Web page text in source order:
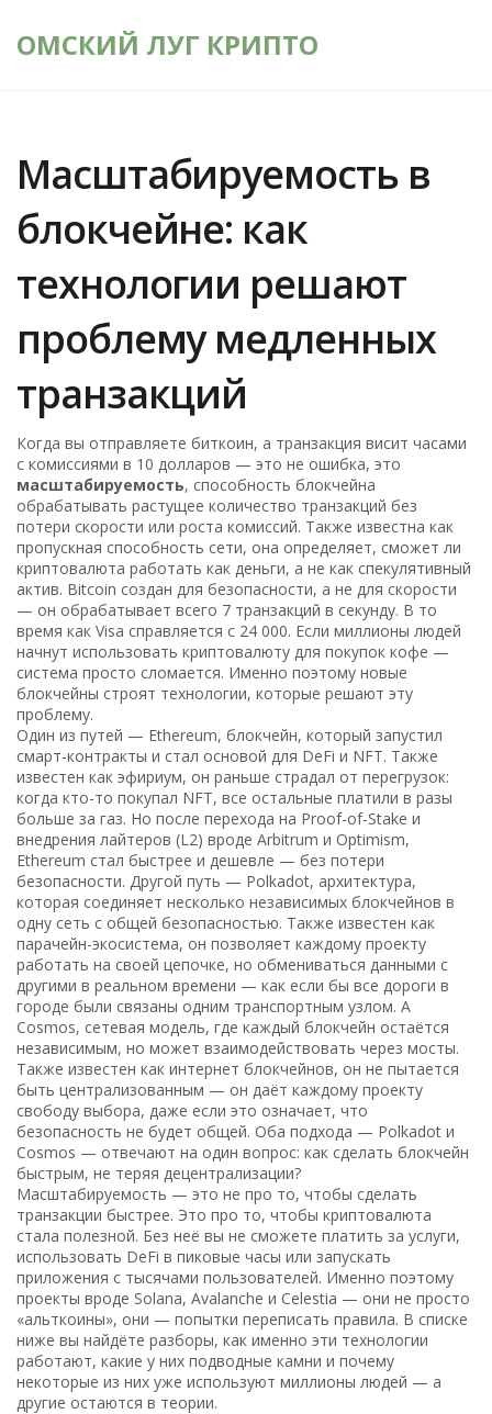
ОМСКИЙ ЛУГ КРИПТО
Масштабируемость в
блокчейне: как
технологии решают
проблему медленных
транзакций
Когда вы отправляете биткоин, а транзакция висит часами
с комиссиями в 10 долларов — это не ошибка, это
масштабируемость, способность блокчейна
обрабатывать растущее количество транзакций без
потери скорости или роста комиссий. Также известна как
пропускная способность сети, она определяет, сможет ли
криптовалюта работать как деньги, а не как спекулятивный
актив. Bitcoin создан для безопасности, а не для скорости
— он обрабатывает всего 7 транзакций в секунду. В то
время как Visa справляется с 24 000. Если миллионы людей
начнут использовать криптовалюту для покупок кофе —
система просто сломается. Именно поэтому новые
блокчейны строят технологии, которые решают эту
проблему.
Один из путей — Ethereum, блокчейн, который запустил
смарт-контракты и стал основой для DeFi и NFT. Также
известен какэфириум, он раньше страдал от перегрузок:
когда кто-то покупал NFT, все остальные платили в разы
больше за газ. Но после перехода на Proof-of-Stake и
внедрения лайтеров (L2) вроде Arbitrum и Optimism,
Ethereum стал быстрее и дешевле — без потери
безопасности. Другой путь — Polkadot, архитектура,
которая соединяет несколько независимых блокчейнов в
одну сеть с общей безопасностью. Также известен как
парачейн-экосистема, он позволяет каждому проекту
работать на своей цепочке, но обмениваться данными с
другими в реальном времени — как если бы все дороги в
городе были связаны одним транспортным узлом. А
Cosmos, сетевая модель, где каждый блокчейн остаётся
независимым, но может взаимодействовать через мосты.
Также известен какинтернет блокчейнов, он не пытается
быть централизованным — он даёт каждому проекту
свободу выбора, даже если это означает, что
безопасность не будет общей. Оба подхода — Polkadot и
Cosmos — отвечают на один вопрос: как сделать блокчейн
быстрым, не теряя децентрализации?
Масштабируемость — это не про то, чтобы сделать
транзакции быстрее. Это про то, чтобы криптовалюта
стала полезной. Без неё вы не сможете платить за услуги,
использовать DeFi в пиковые часы или запускать
приложения с тысячами пользователей. Именно поэтому
проекты вроде Solana, Avalanche и Celestia — они не просто
«альткоины», они — попытки переписать правила. В списке
ниже вы найдёте разборы, как именно эти технологии
работают, какие у них подводные камни и почему
некоторые из них уже используют миллионы людей — а
другие остаются в теории.